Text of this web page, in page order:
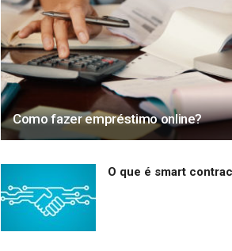
Como fazer empréstimo online?
O que é smart